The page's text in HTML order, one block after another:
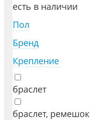
есть в наличии
Пол
Бренд
Крепление
браслет
браслет, ремешок